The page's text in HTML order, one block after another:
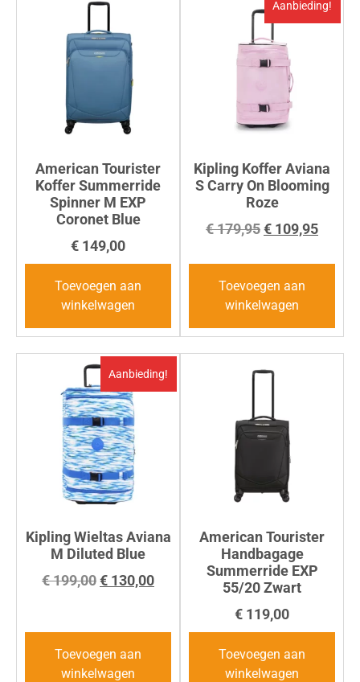
American Tourister
Koffer Summerride
Spinner M EXP
Coronet Blue
€ 149,00
Toevoegen aan
winkelwagen
Aanbieding!
Kipling Koffer Aviana
S Carry On Blooming
Roze
€179,95€ 109,95
Toevoegen aan
winkelwagen
Aanbieding!
Kipling Wieltas Aviana
M Diluted Blue
€199,00€ 130,00
Toevoegen aan
winkelwagen
American Tourister
Handbagage
Summerride EXP
55/20 Zwart
€ 119,00
Toevoegen aan
winkelwagen